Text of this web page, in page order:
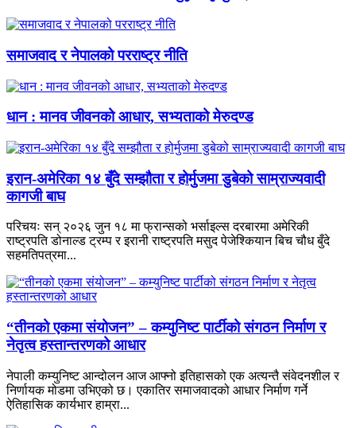
समाजवाद र नेपालको परराष्ट्र नीति
धान : मानव जीवनको आधार, सभ्यताको मेरुदण्ड
इरान-अमेरिका १४ बुँदे सम्झौता र होर्मुजमा डुबेको साम्राज्यवादी
कागजी बाघ
परिचयः सन् २०२६ जुन १८ मा फ्रान्सको भर्साइल्स दरबारमा अमेरिकी
राष्ट्रपति डोनाल्ड ट्रम्प र इरानी राष्ट्रपति मसुद पेजेश्कियान बिच चौध बुँदे
सहमतिपत्रमा...
“तीनको एकमा संयोजन” – कम्युनिष्ट पार्टीको संगठन निर्माण र
नेतृत्व हस्तान्तरणको आधार
नेपाली कम्युनिष्ट आन्दोलन आज आफ्नो इतिहासको एक अत्यन्तै संवेदनशील र
निर्णायक मोडमा उभिएको छ। एकातिर समाजवादको आधार निर्माण गर्ने
ऐतिहासिक कार्यभार हाम्रा...